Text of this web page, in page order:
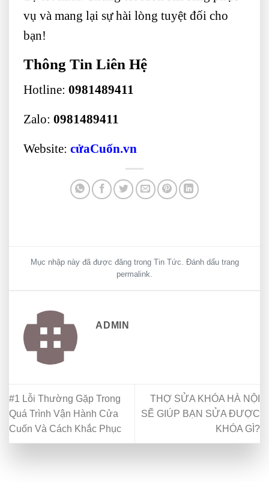
vụ và mang lại sự hài lòng tuyệt đối cho
bạn!
Thông Tin Liên Hệ
Hotline: 0981489411
Zalo: 0981489411
Website: cửaCuốn.vn
Mục nhập này đã được đăng trong Tin Tức . Đánh dấu trang
permalink
ADMIN
#1 Lỗi Thường Gặp Trong
Quá Trình Vận Hành Cửa
Cuốn Và Cách Khắc Phục
THỢ SỬA KHÓA HÀ NỘI
SẼ GIÚP BẠN SỬA ĐƯỢC
KHÓA GÌ?